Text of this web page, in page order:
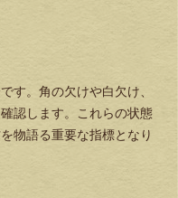
す。角の欠けや白欠け、
認します。これらの状態
物語る重要な指標となり